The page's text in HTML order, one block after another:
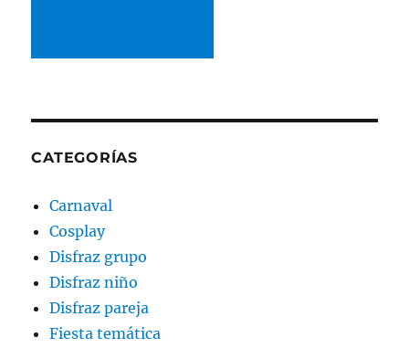
CATEGORÍAS
Carnaval
Cosplay
Disfraz grupo
Disfraz niño
Disfraz pareja
Fiesta temática